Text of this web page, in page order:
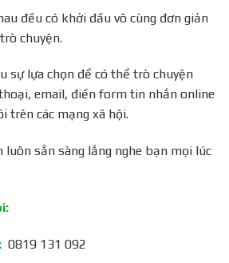
đều có khởi đầu vô cùng đơn giản
chuyện.
sự lựa chọn để có thể trò chuyện
email, điền form tin nhắn online
trên các mạng xã hội.
luôn sẵn sàng lắng nghe bạn mọi lúc
0819 131 092